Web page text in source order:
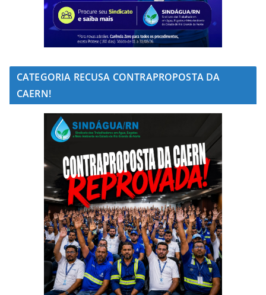
CATEGORIA RECUSA CONTRAPROPOSTA DA
CAERN!